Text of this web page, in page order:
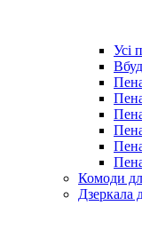
Усі
Комоди
Дзеркала